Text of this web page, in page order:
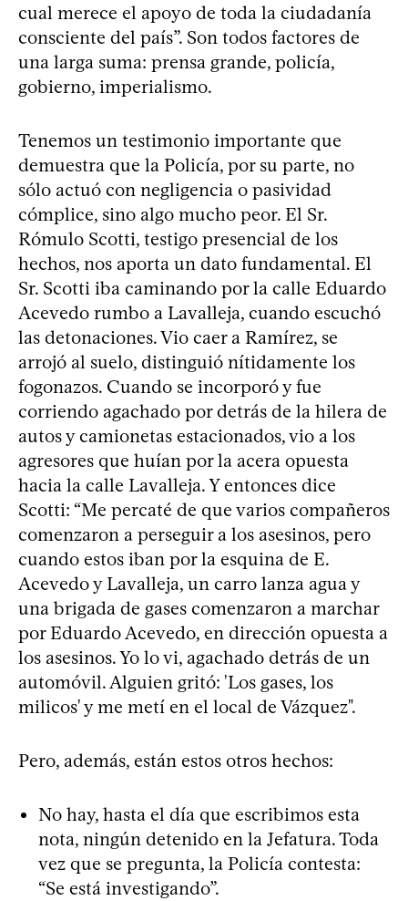
cual merece el apoyo de toda la ciudadanía
consciente del país”. Son todos factores de
una larga suma: prensa grande, policía,
gobierno, imperialismo.
Tenemos un testimonio importante que
demuestra que la Policía, por su parte, no
sólo actuó con negligencia o pasividad
cómplice, sino algo mucho peor. El Sr.
Rómulo Scotti, testigo presencial de los
hechos, nos aporta un dato fundamental. El
Sr. Scotti iba caminando por la calle Eduardo
Acevedo rumbo a Lavalleja, cuando escuchó
las detonaciones. Vio caer a Ramírez, se
arrojó al suelo, distinguió nítidamente los
fogonazos. Cuando se incorporó y fue
corriendo agachado por detrás de la hilera de
autos y camionetas estacionados, vio a los
agresores que huían por la acera opuesta
hacia la calle Lavalleja. Y entonces dice
Scotti: “Me percaté de que varios compañeros
comenzaron a perseguir a los asesinos, pero
cuando estos iban por la esquina de E.
Acevedo y Lavalleja, un carro lanza agua y
una brigada de gases comenzaron a marchar
por Eduardo Acevedo, en dirección opuesta a
los asesinos. Yo lo vi, agachado detrás de un
automóvil. Alguien gritó: 'Los gases, los
milicos' y me metí en el local de Vázquez".
Pero, además, están estos otros hechos:
No hay, hasta el día que escribimos esta
nota, ningún detenido en la Jefatura. Toda
vez que se pregunta, la Policía contesta:
“Se está investigando”.